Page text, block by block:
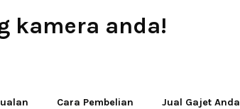
kamera anda!
Cara Pembelian Jual Gajet Anda